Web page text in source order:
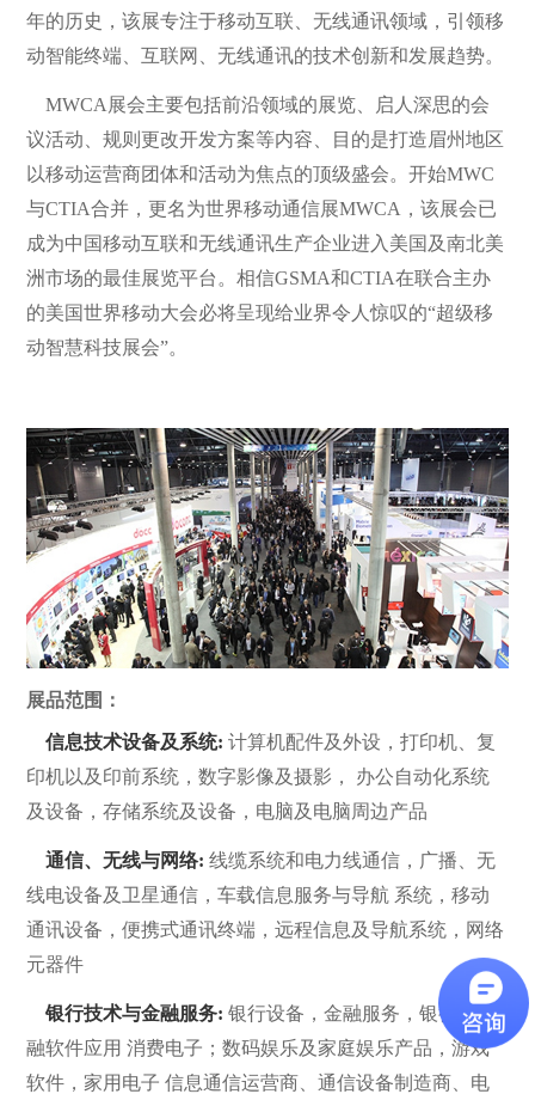
年的历史，该展专注于移动互联、无线通讯领域，引领移
动智能终端、互联网、无线通讯的技术创新和发展趋势。
MWCA展会主要包括前沿领域的展览、启人深思的会
议活动、规则更改开发方案等内容、目的是打造眉州地区
以移动运营商团体和活动为焦点的顶级盛会。开始MWC
与CTIA合并，更名为世界移动通信展MWCA，该展会已
成为中国移动互联和无线通讯生产企业进入美国及南北美
洲市场的最佳展览平台。相信GSMA和CTIA在联合主办
的美国世界移动大会必将呈现给业界令人惊叹的“超级移
动智慧科技展会”。
展品范围：
信息技术设备及系统: 计算机配件及外设，打印机、复
印机以及印前系统，数字影像及摄影， 办公自动化系统
及设备，存储系统及设备，电脑及电脑周边产品
通信、无线与网络: 线缆系统和电力线通信，广播、无
线电设备及卫星通信，车载信息服务与导航 系统，移动
通讯设备，便携式通讯终端，远程信息及导航系统，网络
元器件
银行技术与金融服务: 银行设备，金融服务，银行与金
融软件应用 消费电子；数码娱乐及家庭娱乐产品，游戏
软件，家用电子 信息通信运营商、通信设备制造商、电